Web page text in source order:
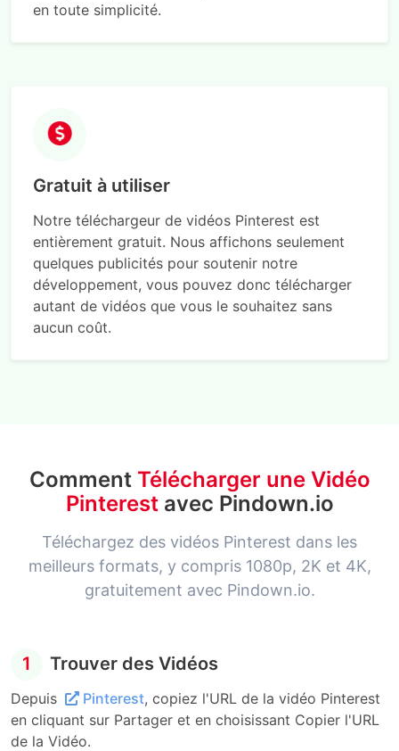
en toute simplicité.
Gratuit à utiliser
Notre téléchargeur de vidéos Pinterest est
entièrement gratuit. Nous affichons seulement
quelques publicités pour soutenir notre
développement, vous pouvez donc télécharger
autant de vidéos que vous le souhaitez sans
aucun coût.
Comment Télécharger une Vidéo
Pinterestavec Pindown.io
Téléchargez des vidéos Pinterest dans les
meilleurs formats, y compris 1080p, 2K et 4K,
gratuitement avec Pindown.io.
1 Trouver des Vidéos
Depuis Pinterest, copiez l'URL de la vidéo Pinterest
en cliquant sur Partager et en choisissant Copier l'URL
de la Vidéo.